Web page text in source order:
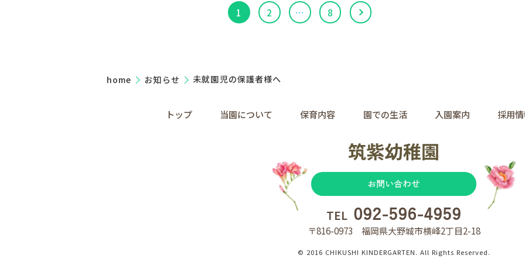
1 2 … 8
home お知らせ 未就園児の保護者様へ
トップ 当園について 保育内容 園での生活 入園案内 採用
お問い合わせ
TEL 092-596-4959
〒816-0973 福岡県大野城市横峰2丁目2-18
© 2016 CHIKUSHI KINDERGARTEN. All Rights Reserved.